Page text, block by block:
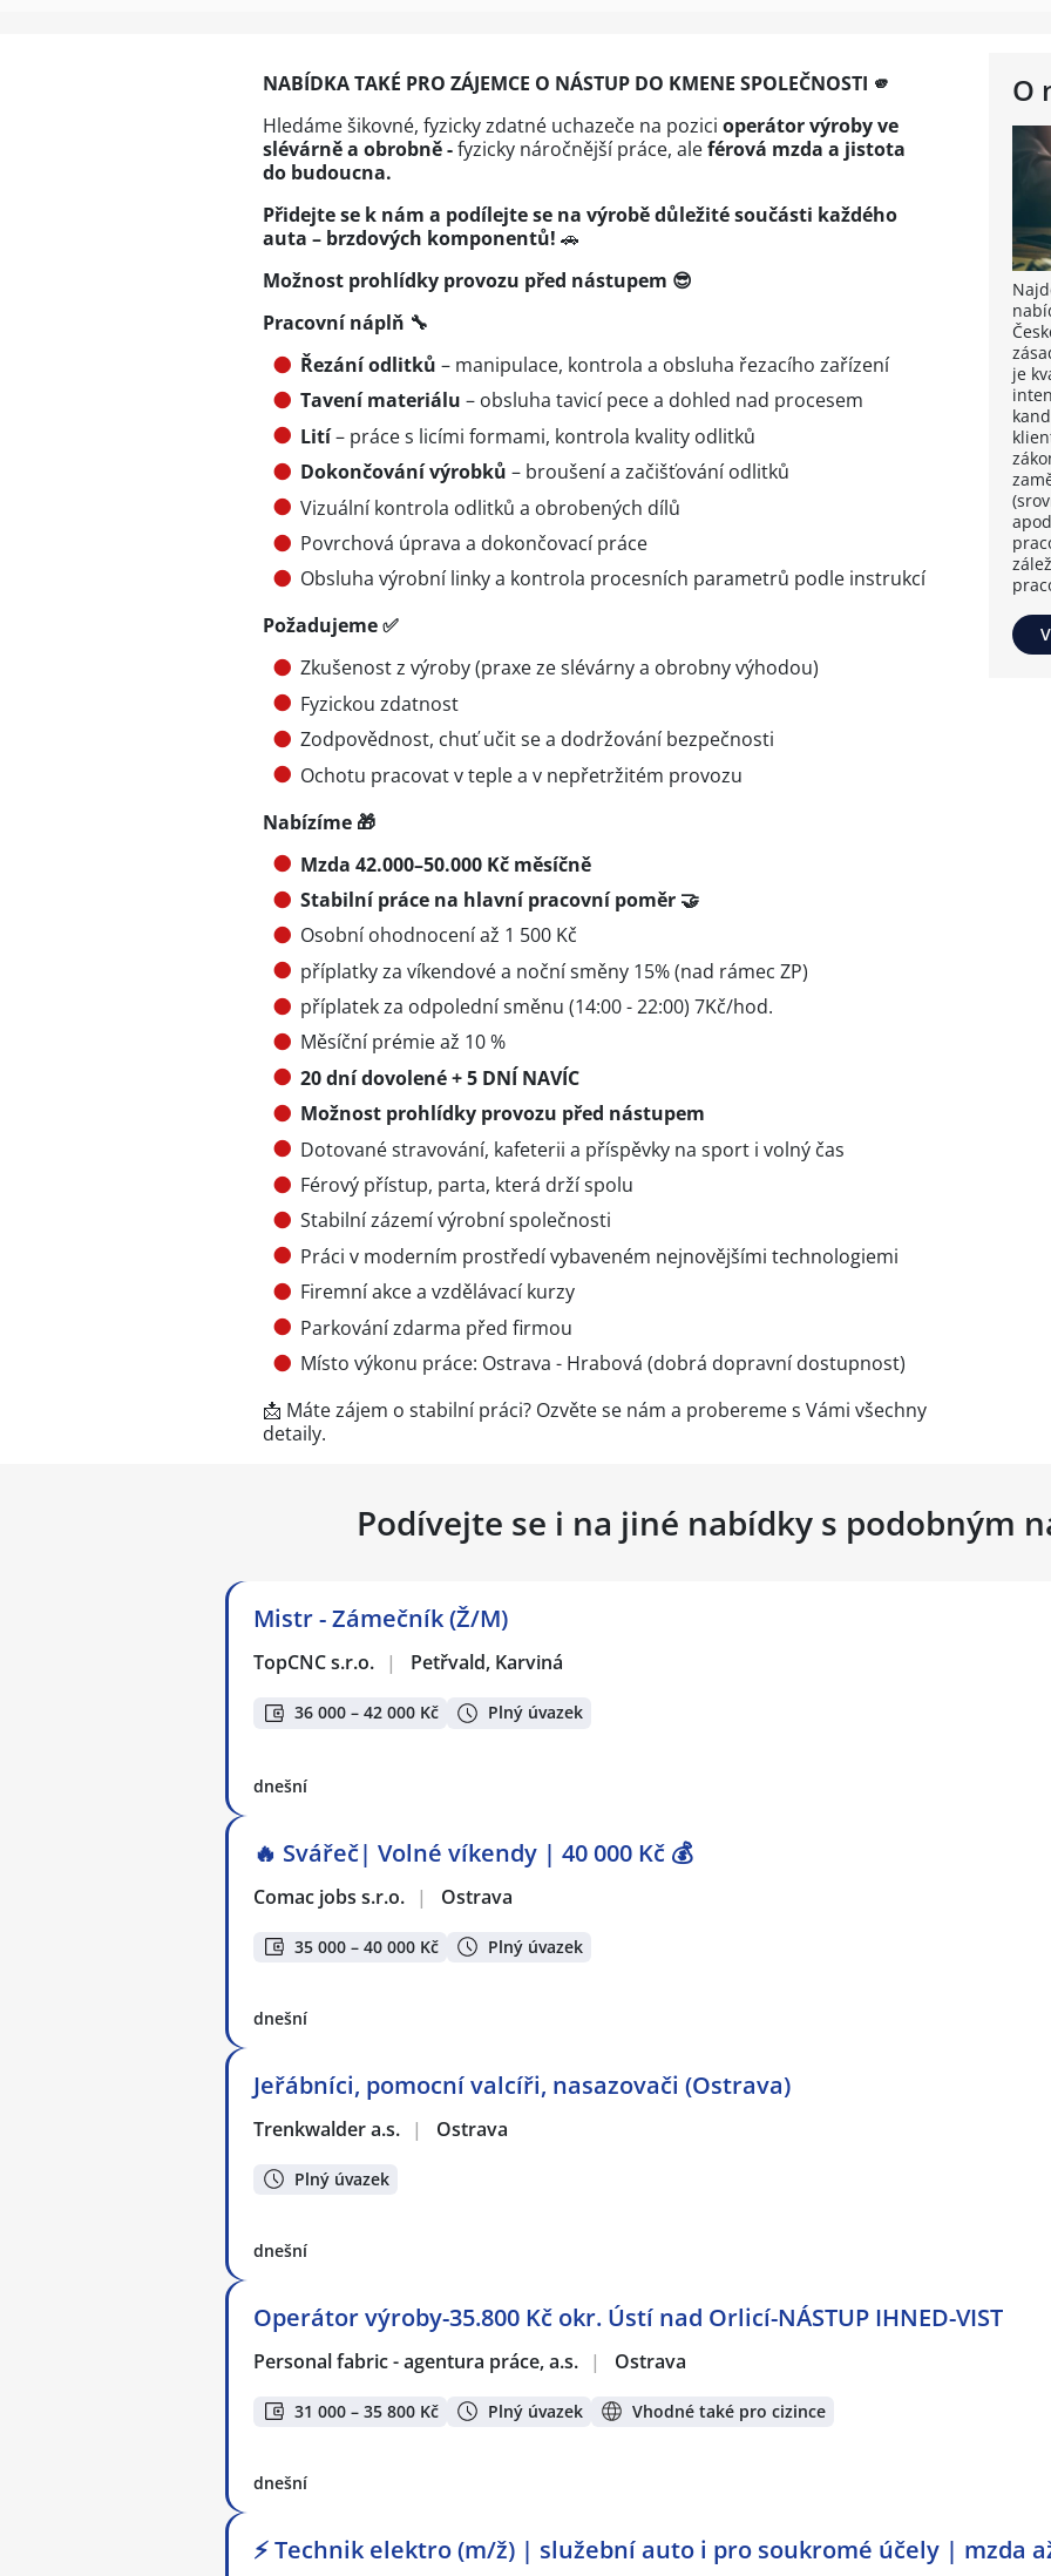
O
je
NABÍDKA TAKÉ PRO ZÁJEMCE O NÁSTUP DO KMENE SPOLEČNOSTI 🫵
Hledáme šikovné, fyzicky zdatné uchazeče na pozici operátor výroby ve
slévárně a obrobně -fyzicky náročnější práce, aleférová mzda a jistota
do budoucna.
Přidejte se k nám a podílejte se na výrobě důležité součásti každého
auta – brzdových komponentů! 🚗
Možnost prohlídky provozu před nástupem 😎
Pracovní náplň 🔧
Řezání odlitků – manipulace, kontrola a obsluha řezacího zařízení
Tavení materiálu – obsluha tavicí pece a dohled nad procesem
Lití– práce s licími formami, kontrola kvality odlitků
Dokončování výrobků – broušení a začišťování odlitků
Vizuální kontrola odlitků a obrobených dílů
Povrchová úprava a dokončovací práce
Obsluha výrobní linky a kontrola procesních parametrů podle instrukcí
Požadujeme ✅
Zkušenost z výroby (praxe ze slévárny a obrobny výhodou)
Fyzickou zdatnost
Zodpovědnost, chuť učit se a dodržování bezpečnosti
Ochotu pracovat v teple a v nepřetržitém provozu
Nabízíme 🎁
Mzda 42.000–50.000 Kč měsíčně
Stabilní práce na hlavní pracovní poměr 🤝
Osobní ohodnocení až 1 500 Kč
příplatky za víkendové a noční směny 15% (nad rámec ZP)
příplatek za odpolední směnu (14:00 - 22:00) 7Kč/hod.
Měsíční prémie až 10 %
20 dní dovolené + 5 DNÍ NAVÍC
Možnost prohlídky provozu před nástupem
Dotované stravování, kafeterii a příspěvky na sport i volný čas
Férový přístup, parta, která drží spolu
Stabilní zázemí výrobní společnosti
Práci v moderním prostředí vybaveném nejnovějšími technologiemi
Firemní akce a vzdělávací kurzy
Parkování zdarma před firmou
Místo výkonu práce: Ostrava - Hrabová (dobrá dopravní dostupnost)
📩 Máte zájem o stabilní práci? Ozvěte se nám a probereme s Vámi všechny
detaily.
Podívejte se i na jiné nabídky s podobným
Mistr - Zámečník (Ž/M)
TopCNC s.r.o. | Petřvald, Karviná
36 000 – 42 000 Kč Plný úvazek
dnešní
🔥 Svářeč| Volné víkendy | 40 000 Kč 💰
Comac jobs s.r.o. | Ostrava
35 000 – 40 000 Kč Plný úvazek
dnešní
Jeřábníci, pomocní valcíři, nasazovači (Ostrava)
Trenkwalder a.s. | Ostrava
Plný úvazek
dnešní
Operátor výroby-35.800 Kč okr. Ústí nad Orlicí-NÁSTUP IHNED-VIST
Personal fabric - agentura práce, a.s. | Ostrava
31 000 – 35 800 Kč Plný úvazek Vhodné také pro cizince
dnešní
⚡ Technik elektro (m/ž) | služební auto i pro soukromé účely | mzda